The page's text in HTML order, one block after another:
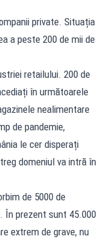
private. Situația
a peste 200 de mii de
retailului. 200 de
în următoarele
nealimentare
de pandemie,
le cer disperați
domeniul va intră în
de 5000 de
În prezent sunt 45.000
extrem de grave, nu